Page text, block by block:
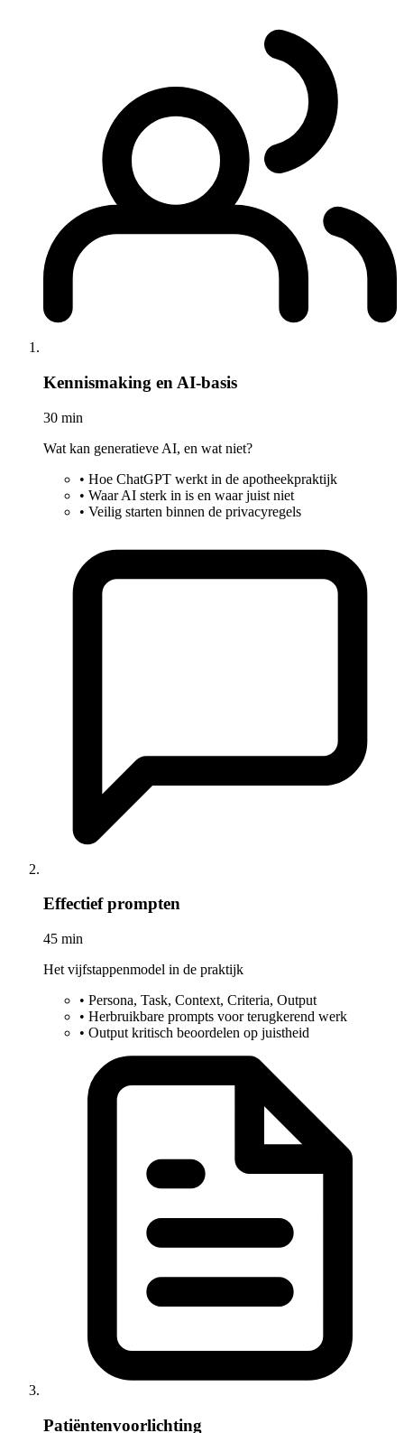
Kennismaking en AI-basis
30 min
Wat kan generatieve AI, en wat niet?
• Hoe ChatGPT werkt in de apotheekpraktijk
• Waar AI sterk in is en waar juist niet
• Veilig starten binnen de privacyregels
Effectief prompten
45 min
Het vijfstappenmodel in de praktijk
• Persona, Task, Context, Criteria, Output
• Herbruikbare prompts voor terugkerend werk
• Output kritisch beoordelen op juistheid
Patiëntenvoorlichting